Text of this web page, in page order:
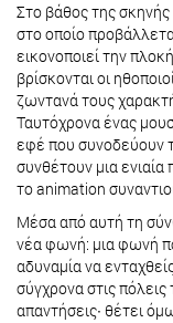
Στο βάθος της
στο οποίο
εικονοποιεί την
βρίσκονται οι
ζωντανά τους
Ταυτόχρονα ένας
εφέ που συνοδεύουν
συνθέτουν μια
το animation
Μέσα από αυτή τη
νέα φωνή: μια φωνή
αδυναμία να
σύγχρονα στις
απαντήσεις∙ θέτει